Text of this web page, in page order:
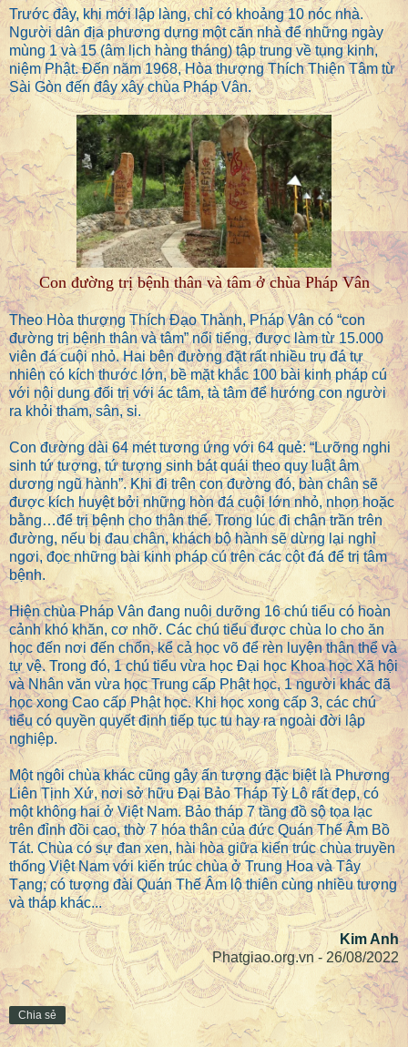
Trước đây, khi mới lập làng, chỉ có khoảng 10 nóc nhà.
Người dân địa phương dựng một căn nhà để những ngày
mùng 1 và 15 (âm lịch hàng tháng) tập trung về tụng kinh,
niệm Phật. Đến năm 1968, Hòa thượng Thích Thiện Tâm từ
Sài Gòn đến đây xây chùa Pháp Vân.
Con đường trị bệnh thân và tâm ở chùa Pháp Vân
Theo Hòa thượng Thích Đạo Thành, Pháp Vân có “con
đường trị bệnh thân và tâm” nổi tiếng, được làm từ 15.000
viên đá cuội nhỏ. Hai bên đường đặt rất nhiều trụ đá tự
nhiên có kích thước lớn, bề mặt khắc 100 bài kinh pháp cú
với nội dung đối trị với ác tâm, tà tâm để hướng con người
ra khỏi tham, sân, si.
Con đường dài 64 mét tương ứng với 64 quẻ: “Lưỡng nghi
sinh tứ tượng, tứ tượng sinh bát quái theo quy luật âm
dương ngũ hành”. Khi đi trên con đường đó, bàn chân sẽ
được kích huyệt bởi những hòn đá cuội lớn nhỏ, nhọn hoặc
bằng…để trị bệnh cho thân thể. Trong lúc đi chân trần trên
đường, nếu bị đau chân, khách bộ hành sẽ dừng lại nghỉ
ngơi, đọc những bài kinh pháp cú trên các cột đá để trị tâm
bệnh.
Hiện chùa Pháp Vân đang nuôi dưỡng 16 chú tiểu có hoàn
cảnh khó khăn, cơ nhỡ. Các chú tiểu được chùa lo cho ăn
học đến nơi đến chốn, kể cả học võ để rèn luyện thân thể và
tự vệ. Trong đó, 1 chú tiểu vừa học Đại học Khoa học Xã hội
và Nhân văn vừa học Trung cấp Phật học, 1 người khác đã
học xong Cao cấp Phật học. Khi học xong cấp 3, các chú
tiểu có quyền quyết định tiếp tục tu hay ra ngoài đời lập
nghiệp.
Một ngôi chùa khác cũng gây ấn tượng đặc biệt là Phương
Liên Tịnh Xứ, nơi sở hữu Đại Bảo Tháp Tỳ Lô rất đẹp, có
một không hai ở Việt Nam. Bảo tháp 7 tầng đồ sộ tọa lạc
trên đỉnh đồi cao, thờ 7 hóa thân của đức Quán Thế Âm Bồ
Tát. Chùa có sự đan xen, hài hòa giữa kiến trúc chùa truyền
thống Việt Nam với kiến trúc chùa ở Trung Hoa và Tây
Tạng; có tượng đài Quán Thế Âm lộ thiên cùng nhiều tượng
và tháp khác...
Kim Anh
Phatgiao.org.vn - 26/08/2022
Chia sẻ